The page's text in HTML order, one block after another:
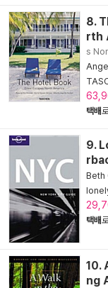
8.
rth
s
택배
9.
Beth
택배
10.
ng